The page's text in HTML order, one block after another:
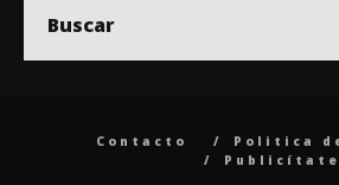
Contacto
Politica
Publicítate